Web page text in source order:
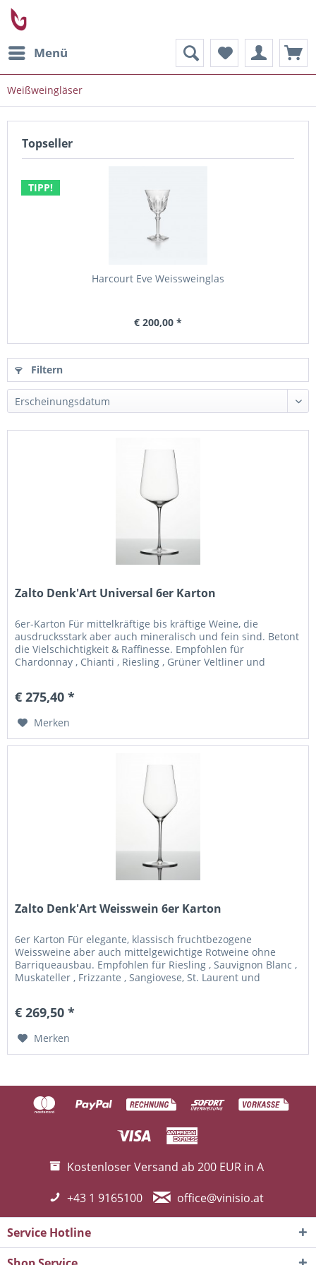
Menü
Weißweingläser
Topseller
TIPP!
Harcourt Eve Weissweinglas
€ 200,00 *
Filtern
Zalto Denk'Art Universal 6er Karton
6er-Karton Für mittelkräftige bis kräftige Weine, die
ausdrucksstark aber auch mineralisch und fein sind. Betont
die Vielschichtigkeit & Raffinesse. Empfohlen für
Chardonnay , Chianti , Riesling , Grüner Veltliner und
€ 275,40 *
Merken
Zalto Denk'Art Weisswein 6er Karton
6er Karton Für elegante, klassisch fruchtbezogene
Weissweine aber auch mittelgewichtige Rotweine ohne
Barriqueausbau. Empfohlen für Riesling , Sauvignon Blanc ,
Muskateller , Frizzante , Sangiovese, St. Laurent und
€ 269,50 *
Merken
Kostenloser Versand ab 200 EUR in A
+43 1 9165100
office@vinisio.at
Service Hotline